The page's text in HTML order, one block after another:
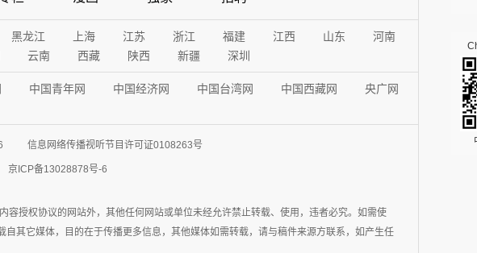
黑龙江 上海 江苏 浙江 福建 江西 山东
河南
云南 西藏 陕西 新疆 深圳
中国青年网 中国经济网 中国台湾网 中国西藏网
央广网
信息网络传播视听节目许可证0108263号
京ICP备13028878号-6
容授权协议的网站外，其他任何网站或单位未经允许禁止转载、使用，违者必究。如需使
其它媒体，目的在于传播更多信息，其他媒体如需转载，请与稿件来源方联系，如产生任